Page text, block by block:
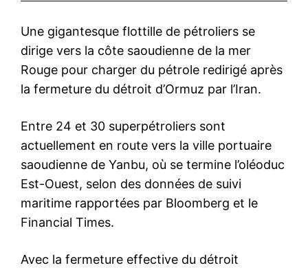
Une gigantesque flottille de pétroliers se
dirige vers la côte saoudienne de la mer
Rouge pour charger du pétrole redirigé après
la fermeture du détroit d’Ormuz par l’Iran.
Entre 24 et 30 superpétroliers sont
actuellement en route vers la ville portuaire
saoudienne de Yanbu, où se termine l’oléoduc
Est-Ouest, selon des données de suivi
maritime rapportées par Bloomberg et le
Financial Times.
Avec la fermeture effective du détroit